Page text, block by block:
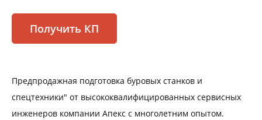
Получить КП
Предпродажная подготовка буровых станков и
спецтехники" от высококвалифицированных сервисных
инженеров компании Апекс с многолетним опытом.